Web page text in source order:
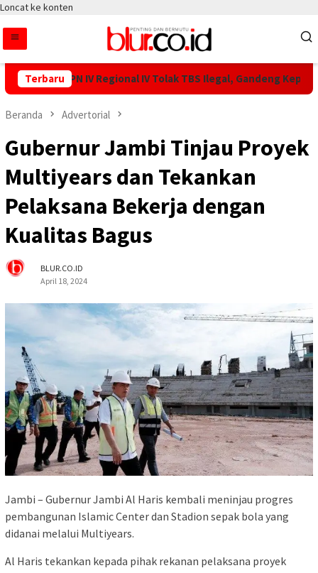
Loncat ke konten
Terbaru
PTPN IV Regional IV Tolak TBS Ilegal, Gandeng Kepolisian
Beranda Advertorial
Gubernur Jambi Tinjau Proyek
Multiyears dan Tekankan
Pelaksana Bekerja dengan
Kualitas Bagus
BLUR.CO.ID
April 18, 2024
Jambi – Gubernur Jambi Al Haris kembali meninjau progres
pembangunan Islamic Center dan Stadion sepak bola yang
didanai melalui Multiyears.
Al Haris tekankan kepada pihak rekanan pelaksana proyek